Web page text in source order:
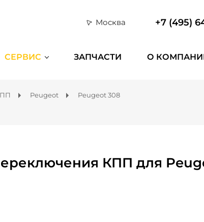
Москва +7 (495)
СЕРВИС ЗАПЧАСТИ О
Peugeot Peugeot 308
КПП для